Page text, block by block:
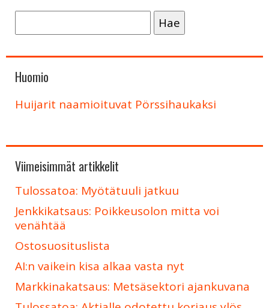
Huomio
Huijarit naamioituvat Pörssihaukaksi
Viimeisimmät artikkelit
Tulossatoa: Myötätuuli jatkuu
Jenkkikatsaus: Poikkeusolon mitta voi
venähtää
Ostosuosituslista
AI:n vaikein kisa alkaa vasta nyt
Markkinakatsaus: Metsäsektori ajankuvana